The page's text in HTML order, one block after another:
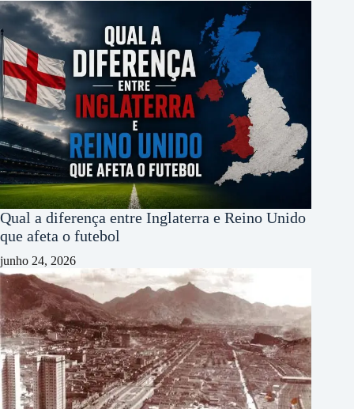
Qual a diferença entre Inglaterra e Reino Unido
que afeta o futebol
junho 24, 2026